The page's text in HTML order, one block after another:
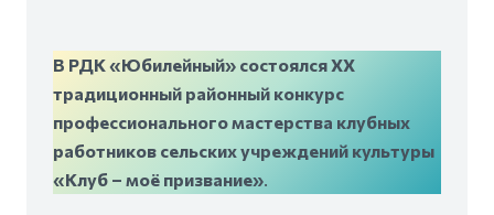
В РДК «Юбилейный» состоялся XX
традиционный районный конкурс
профессионального мастерства клубных
работников сельских учреждений культуры
«Клуб – моё призвание».